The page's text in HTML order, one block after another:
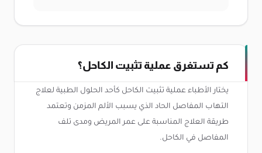
كم تستغرق عملية تثبيت الكاحل؟
يختار الأطباء عملية تثبيت الكاحل كأحد الحلول الطبية لعلاج
التهاب المفاصل الحاد الذي يسبب الألم المزمن وتعتمد
طريقة العلاج المناسبة على عمر المريض ومدى تلف
المفاصل في الكاحل.